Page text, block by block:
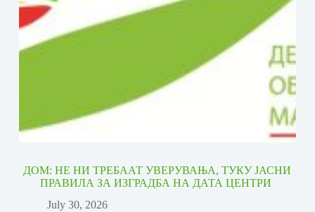
ДОМ: НЕ НИ ТРЕБААТ УВЕРУВАЊА, ТУКУ ЈАСНИ
ПРАВИЛА ЗА ИЗГРАДБА НА ДАТА ЦЕНТРИ
July 30, 2026